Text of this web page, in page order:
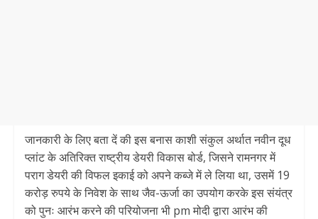
जानकारी के लिए बता दें की इस बनास काशी संकुल अर्थात नवीन दूध
प्लांट के अतिरिक्त राष्ट्रीय डेयरी विकास बोर्ड, जिसने रामनगर में
पराग डेयरी की विफल इकाई को अपने कब्जे में ले लिया था, उसमें 19
करोड़ रुपये के निवेश के साथ जैव-ऊर्जा का उपयोग करके इस संयंत्र
को पुनः आरंभ करने की परियोजना भी pm मोदी द्वारा आरंभ की